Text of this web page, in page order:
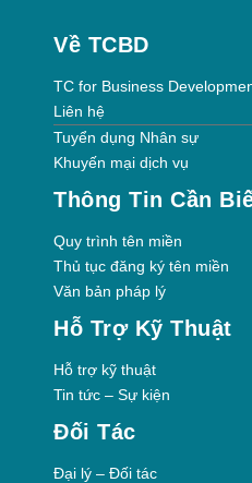
Về TCBD
TC for Business
Liên hệ
Tuyển dụng Nhân sự
Khuyến mại dịch vụ
Thông Tin Cần
Quy trình tên miền
Thủ tục đăng ký tên miền
Văn bản pháp lý
Hỗ Trợ Kỹ Thuật
Hỗ trợ kỹ thuật
Tin tức – Sự kiện
Đối Tác
Đại lý – Đối tác